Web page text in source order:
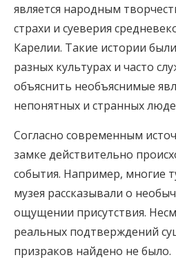
является народным
страхи и суеверия
Карелии. Такие истории
разных культурах и часто
объяснить необъяснимые
непонятных и странных
Согласно современным
замке действительно
события. Например, многие
музея рассказывали о
ощущении присутствия.
реальных подтверждений
призраков найдено не было.